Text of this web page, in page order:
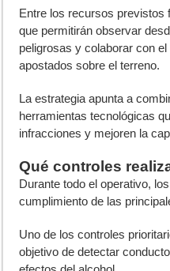
Entre los recursos previstos
que permitirán observar
peligrosas y colaborar con
apostados sobre el terreno.
La estrategia apunta a
herramientas tecnológicas
infracciones y mejoren la
Qué controles
Durante todo el operativo,
cumplimiento de las
Uno de los controles
objetivo de detectar